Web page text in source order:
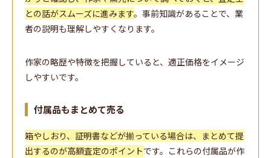
との話がスムーズに進みます。事前知識があることで、業
者の説明も理解しやすくなります。
作家の略歴や特徴を把握していると、適正価格をイメージ
しやすいです。
付属品もまとめて売る
箱やしおり、証明書などが揃っている場合は、まとめて提
出するのが高額査定のポイントです。これらの付属品が作